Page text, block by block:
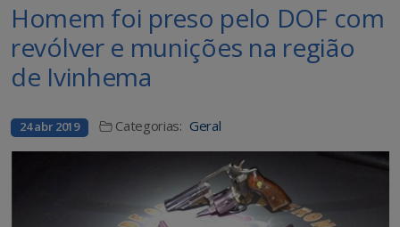
Homem foi preso pelo DOF com
revólver e munições na região
de Ivinhema
24 abr 2019 Categorias: Geral